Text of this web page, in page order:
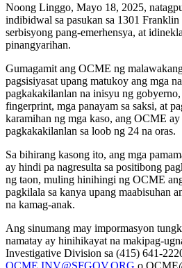
Noong Linggo, Mayo 18, 2025,
indibidwal sa pasukan sa 1301 Franklin
serbisyong pang-emerhensya, at
pinangyarihan.
Gumagamit ang OCME ng
pagsisiyasat upang matukoy ang mga
pagkakakilanlan na inisyu ng
fingerprint, mga panayam sa saksi, at
karamihan ng mga kaso, ang OCME
pagkakakilanlan sa loob ng 24 na oras.
Sa bihirang kasong ito, ang mga
ay hindi pa nagresulta sa positibong
ng taon, muling hinihingi ng OCME
pagkilala sa kanya upang maabisuhan
na kamag-anak.
Ang sinumang may impormasyon
namatay ay hinihikayat na makipag-
Investigative Division sa (415) 641-
OCME.INV@SFGOV.ORG o